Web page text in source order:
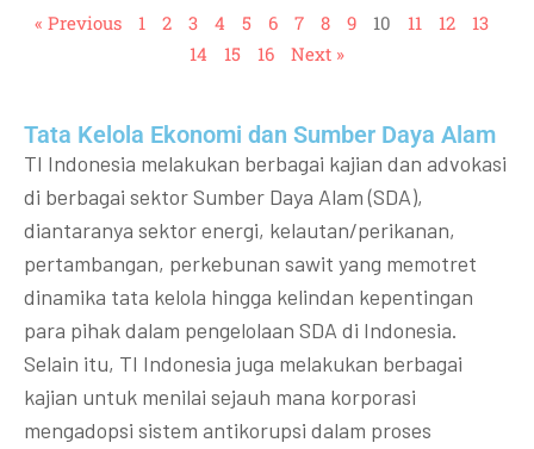
« Previous 1 2 3 4 5 6 7 8 9 10 11 12
13
14
15 16 Next »
Tata Kelola Ekonomi dan Sumber Daya Alam
TI Indonesia melakukan berbagai kajian dan advokasi
di berbagai sektor Sumber Daya Alam (SDA),
diantaranya sektor energi, kelautan/perikanan,
pertambangan, perkebunan sawit yang memotret
dinamika tata kelola hingga kelindan kepentingan
para pihak dalam pengelolaan SDA di Indonesia.
Selain itu, TI Indonesia juga melakukan berbagai
kajian untuk menilai sejauh mana korporasi
mengadopsi sistem antikorupsi dalam proses